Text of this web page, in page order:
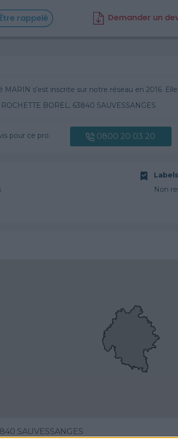
Être rappelé Demander un d
MARIN s'est inscrite sur notre réseau en 2016.
BOREL, 63840 SAUVESSANGES
pour ce pro. 0800 20 03 20
Non
SAUVESSANGES